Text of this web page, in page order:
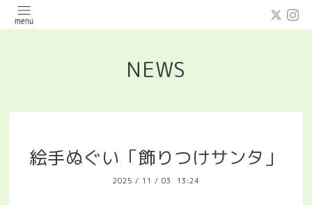
NEWS
絵手ぬぐい「飾りつけサンタ」
2025 / 11 / 03 13:24